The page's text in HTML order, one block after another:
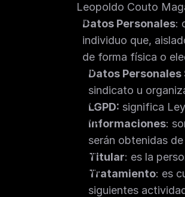
Leopoldo Couto
Datos Personales:
individuo que,
de forma física o
Datos Personales
sindicato u
LGPD: significa
Informaciones:
serán obtenidas
Titular: es la
Tratamiento: es
siguientes